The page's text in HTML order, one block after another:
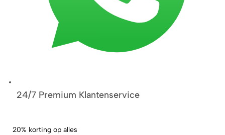
24/7 Premium Klantenservice
20% korting op alles